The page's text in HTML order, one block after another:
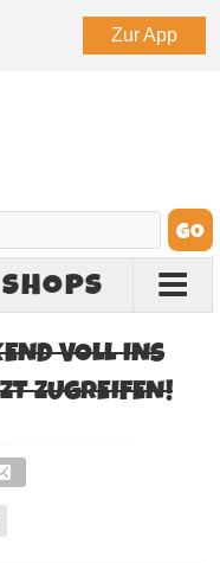
Zur App
SHOPS
VOLL INS
ZUGREIFEN!